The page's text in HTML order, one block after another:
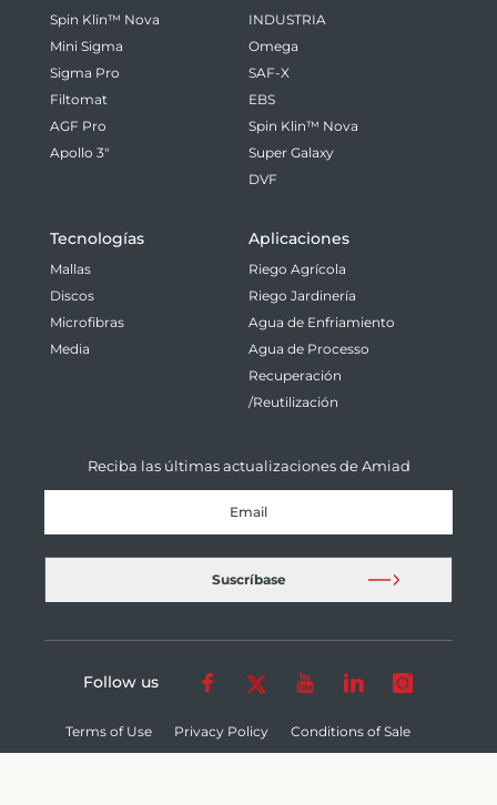
Spin Klin™ Nova
Mini Sigma
Sigma Pro
Filtomat
AGF Pro
Apollo 3"
INDUSTRIA
Omega
SAF-X
EBS
Spin Klin™ Nova
Super Galaxy
DVF
Tecnologías
Mallas
Discos
Microfibras
Media
Aplicaciones
Riego Agrícola
Riego Jardinería
Agua de Enfriamiento
Agua de Processo
Recuperación
/Reutilización
Reciba las últimas actualizaciones de Amiad
Terms of Use Privacy Policy
Conditions of Sale
Cookie Settings
Follow us